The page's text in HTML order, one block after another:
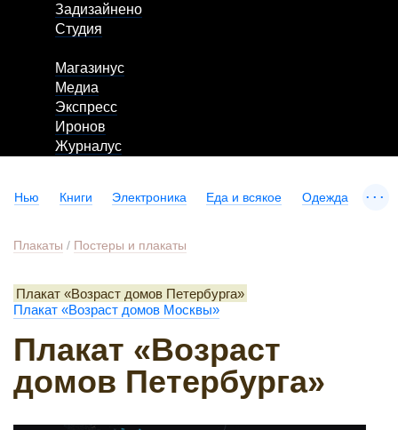
Задизайнено
Студия
Магазинус
Медиа
Экспресс
Иронов
Журналус
Нью Книги Электроника Еда и всякое Одежда ...
Плакаты / Постеры и плакаты
Плакат «Возраст домов Петербурга»
Плакат «Возраст домов Москвы»
Плакат «Возраст
домов Петербурга»